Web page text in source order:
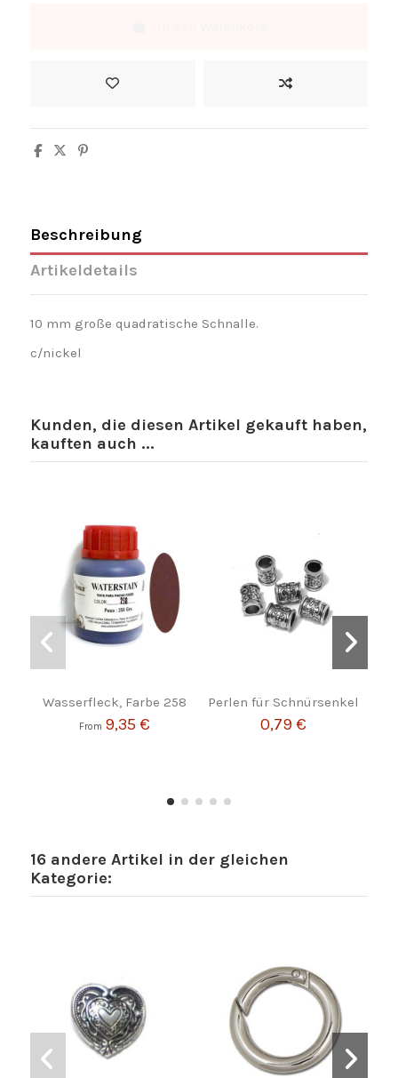
Beschreibung
Artikeldetails
10 mm große quadratische Schnalle.
c/nickel
Kunden, die diesen Artikel gekauft haben,
kauften auch ...
Wasserfleck, Farbe 258
From 9,35 €
Perlen für Schnürsenkel
0,79 €
16 andere Artikel in der gleichen
Kategorie: